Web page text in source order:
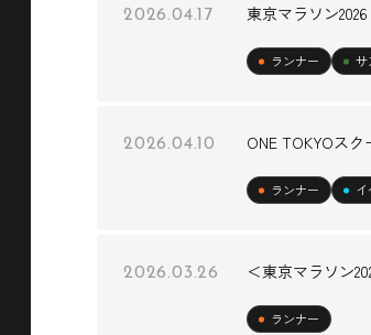
2026.04.17 東京マラソン
ランナー サ
2026.04.10 ONE TOKYOスク
ランナー
2026.03.26 ＜東京マラソン
ランナー